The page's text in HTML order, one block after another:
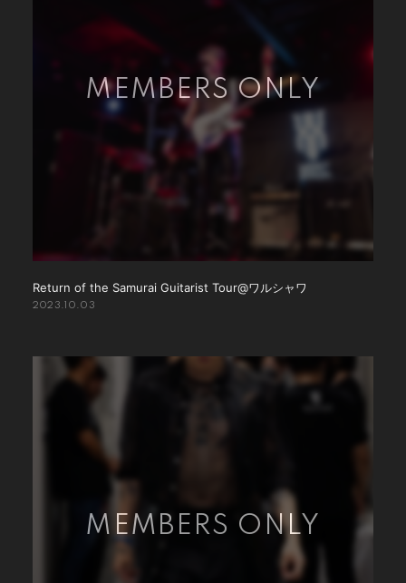
Return of the Samurai Guitarist Tour@ワルシャワ
2023.10.03